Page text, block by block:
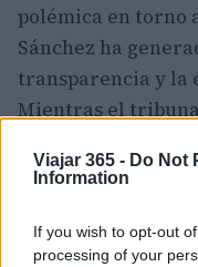
Viajar 365 - Do Not
Information
If you wish to opt-out
processing of your
polémica en torno
Sánchez ha
transparencia y la
Mientras el
pruebas